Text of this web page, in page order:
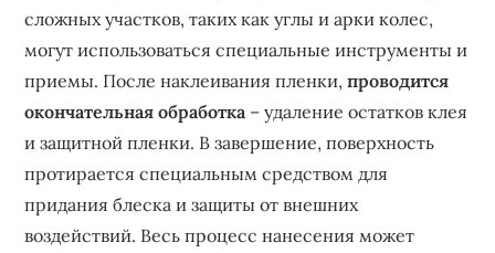
сложных участков, таких как углы и арки колес,
могут использоваться специальные инструменты и
приемы. После наклеивания пленки,проводится
окончательная обработка – удаление остатков клея
и защитной пленки. В завершение, поверхность
протирается специальным средством для
придания блеска и защиты от внешних
воздействий. Весь процесс нанесения может